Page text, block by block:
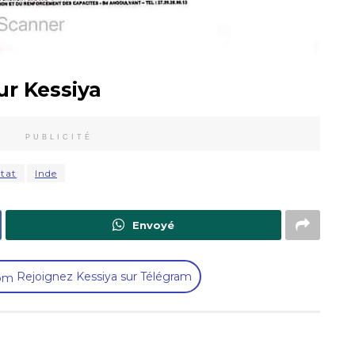
Kessiya
PUBLICITÉ
Inde
Envoyé
Rejoignez Kessiya sur Télégram